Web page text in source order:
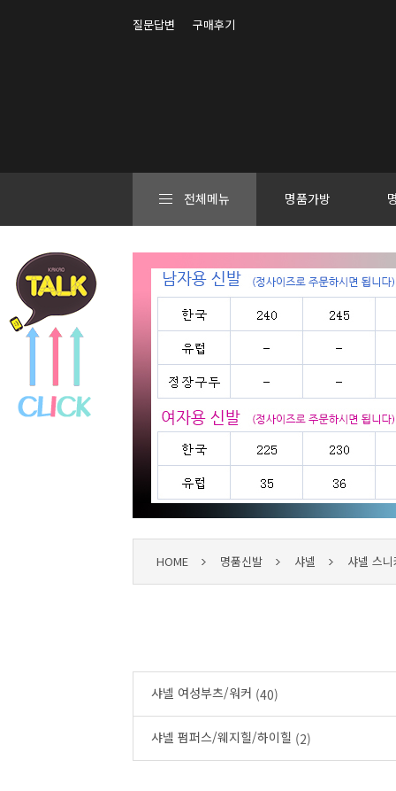
질문답변 구매후기
전체메뉴 명품가방
HOME 명품신발 샤넬 샤넬 스
샤넬 여성부츠/워커 (40)
샤넬 펌퍼스/웨지힐/하이힐 (2)